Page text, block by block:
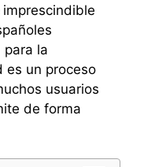
para la
es un proceso
usuarios
de forma